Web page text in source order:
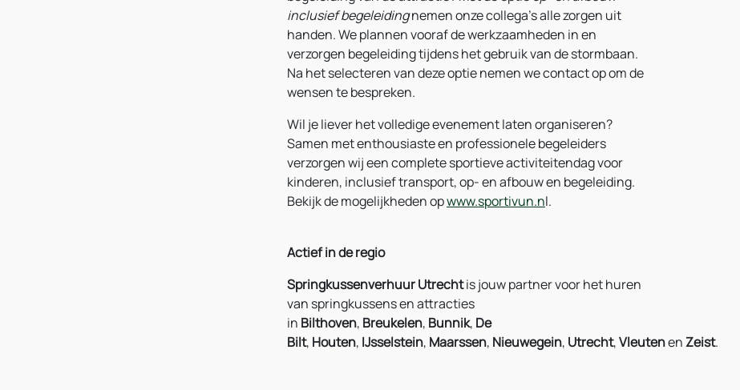
inclusief begeleidingnemen onze collega’s alle zorgen uit
handen. We plannen vooraf de werkzaamheden in en
verzorgen begeleiding tijdens het gebruik van de stormbaan.
Na het selecteren van deze optie nemen we contact op om de
wensen te bespreken.
Wil je liever het volledige evenement laten organiseren?
Samen met enthousiaste en professionele begeleiders
verzorgen wij een complete sportieve activiteitendag voor
kinderen, inclusief transport, op- en afbouw en begeleiding.
Bekijk de mogelijkheden opwww.sportivun.nl.
Actief in de regio
Springkussenverhuur Utrechtis jouw partner voor het huren
van springkussens en attracties
in Bilthoven, Breukelen, Bunnik, De
Bilt, Houten, IJsselstein, Maarssen, Nieuwegein, Utrecht,VleutenenZeist.